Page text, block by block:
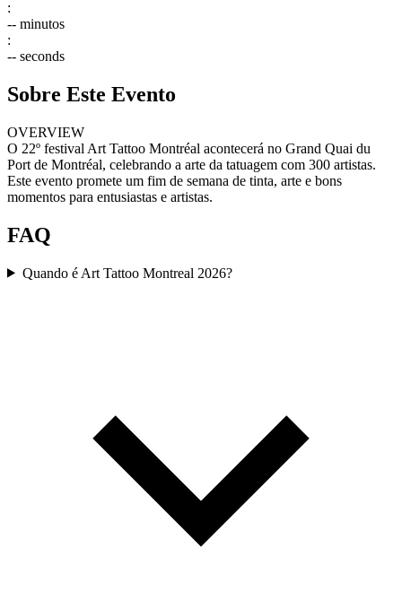
:
-- minutos
:
-- seconds
Sobre Este Evento
OVERVIEW
O 22º festival Art Tattoo Montréal acontecerá no Grand Quai du
Port de Montréal, celebrando a arte da tatuagem com 300 artistas.
Este evento promete um fim de semana de tinta, arte e bons
momentos para entusiastas e artistas.
FAQ
Quando é Art Tattoo Montreal 2026?